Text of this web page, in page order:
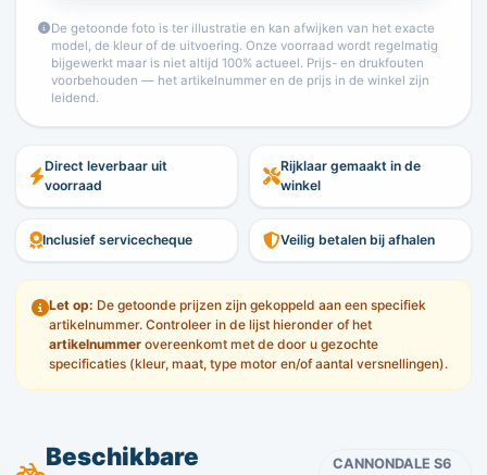
De getoonde foto is ter illustratie en kan afwijken van het exacte
model, de kleur of de uitvoering. Onze voorraad wordt regelmatig
bijgewerkt maar is niet altijd 100% actueel. Prijs- en drukfouten
voorbehouden — het artikelnummer en de prijs in de winkel zijn
leidend.
Direct leverbaar uit
voorraad
Rijklaar gemaakt in de
winkel
Inclusief servicecheque Veilig betalen bij afhalen
Let op: De getoonde prijzen zijn gekoppeld aan een specifiek
artikelnummer. Controleer in de lijst hieronder of het
artikelnummer overeenkomt met de door u gezochte
specificaties (kleur, maat, type motor en/of aantal versnellingen).
Beschikbare
CANNONDALE S6